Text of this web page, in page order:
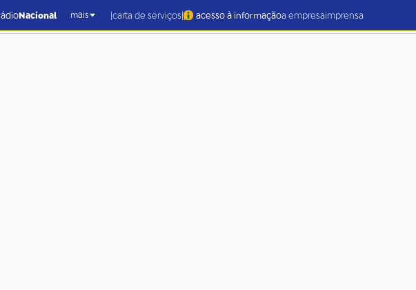
Nacional mais |carta de serviços| acesso à informaçãoa empresaimprensa